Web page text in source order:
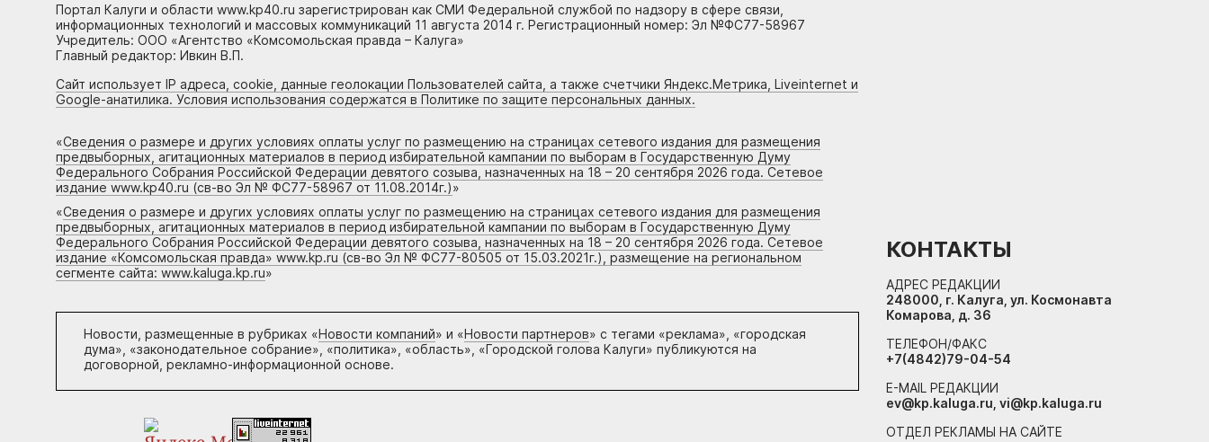
Портал Калуги и области www.kp40.ru зарегистрирован как СМИ Федеральной службой по надзору в сфере связи,
информационных технологий и массовых коммуникаций 11 августа 2014 г. Регистрационный номер: Эл №ФС77-58967
Учредитель: ООО «Агентство «Комсомольская правда – Калуга»
Главный редактор: Ивкин В.П.
Сайт использует IP адреса, cookie, данные геолокации Пользователей сайта, а также счетчики Яндекс.Метрика, Liveinternet и
Google-анатилика. Условия использования содержатся в Политике по защите персональных данных.
«Сведения о размере и других условиях оплаты услуг по размещению на страницах сетевого издания для размещения
предвыборных, агитационных материалов в период избирательной кампании по выборам в Государственную Думу
Федерального Собрания Российской Федерации девятого созыва, назначенных на 18 – 20 сентября 2026 года. Сетевое
издание www.kp40.ru (св-во Эл № ФС77-58967 от 11.08.2014г.)»
«Сведения о размере и других условиях оплаты услуг по размещению на страницах сетевого издания для размещения
предвыборных, агитационных материалов в период избирательной кампании по выборам в Государственную Думу
Федерального Собрания Российской Федерации девятого созыва, назначенных на 18 – 20 сентября 2026 года. Сетевое
издание «Комсомольская правда» www.kp.ru (св-во Эл № ФС77-80505 от 15.03.2021г.), размещение на региональном
сегменте сайта: www.kaluga.kp.ru»
Новости, размещенные в рубриках «Новости компаний» и «Новости партнеров» с тегами «реклама», «городская
дума», «законодательное собрание», «политика», «область», «Городской голова Калуги» публикуются на
договорной, рекламно-информационной основе.
КОНТАКТЫ
АДРЕС РЕДАКЦИИ
248000, г. Калуга, ул. Космонавта
Комарова, д. 36
ТЕЛЕФОН/ФАКС
+7(4842)79-04-54
E-MAIL РЕДАКЦИИ
ev@kp.kaluga.ru, vi@kp.kaluga.ru
ОТДЕЛ РЕКЛАМЫ НА САЙТЕ